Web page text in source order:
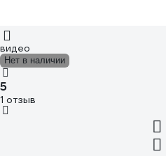
видео
Нет в наличии
5
1 отзыв